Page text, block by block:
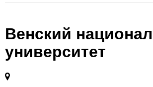
Венский
университет